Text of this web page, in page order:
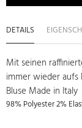
DETAILS
Mit seinen
immer wieder aufs
Bluse Made in Italy
98% Polyester 2%